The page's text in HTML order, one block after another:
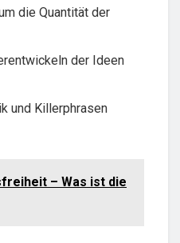
die Quantität der
der Ideen
und Killerphrasen
– Was ist die